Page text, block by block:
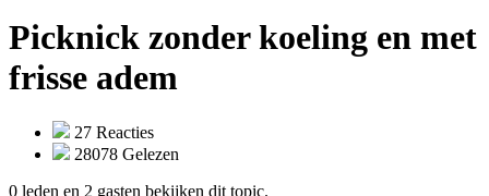
Picknick zonder koeling en met
frisse adem
27 Reacties
28078 Gelezen
0 leden en 2 gasten bekijken dit topic.